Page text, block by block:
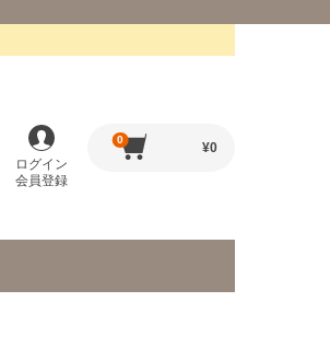
ログイン
会員登録
0
¥0